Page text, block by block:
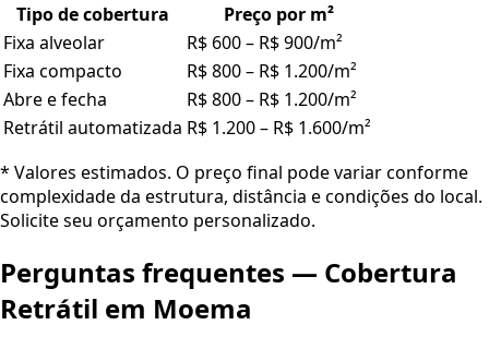
Tipo de cobertura
Preço por m²
Fixa alveolar
R$ 600 – R$ 900/m²
Fixa compacto
R$ 800 – R$ 1.200/m²
Abre e fecha
R$ 800 – R$ 1.200/m²
Retrátil automatizada R$ 1.200 – R$ 1.600/m²
* Valores estimados. O preço final pode variar conforme
complexidade da estrutura, distância e condições do local.
Solicite seu orçamento personalizado.
Perguntas frequentes — Cobertura
Retrátil em Moema